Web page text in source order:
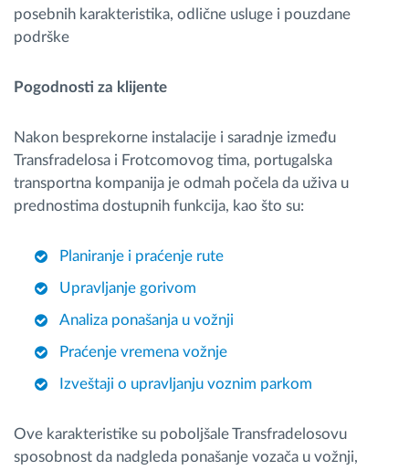
posebnih karakteristika, odlične usluge i pouzdane
podrške
Pogodnosti za klijente
Nakon besprekorne instalacije i saradnje između
Transfradelosa i Frotcomovog tima, portugalska
transportna kompanija je odmah počela da uživa u
prednostima dostupnih funkcija, kao što su:
Planiranje i praćenje rute
Upravljanje gorivom
Analiza ponašanja u vožnji
Praćenje vremena vožnje
Izveštaji o upravljanju voznim parkom
Ove karakteristike su poboljšale Transfradelosovu
sposobnost da nadgleda ponašanje vozača u vožnji,